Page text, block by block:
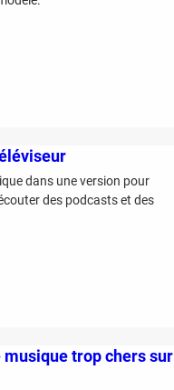
dans une version pour
des podcasts et des
trop chers sur